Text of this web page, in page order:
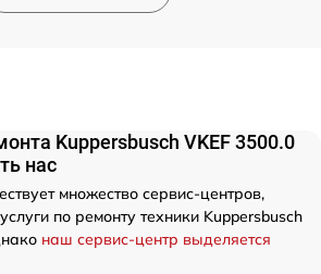
Kuppersbusch VKEF 3500.0
нас
множество сервис-центров,
по ремонту техники Kuppersbusch
наш сервис-центр выделяется